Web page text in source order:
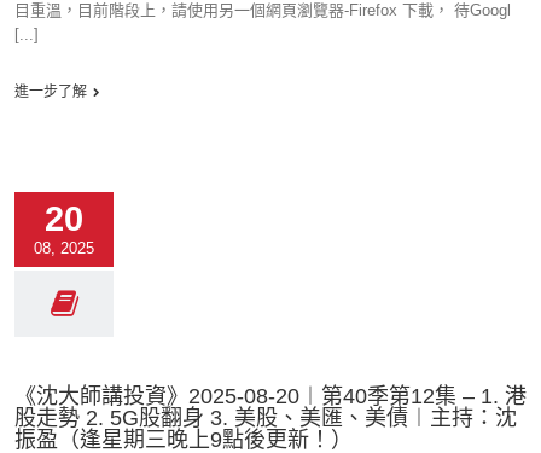
目重溫，目前階段上，請使用另一個網頁瀏覽器-Firefox 下載， 待Googl
[...]
進一步了解
20
08, 2025
《沈大師講投資》2025-08-20︱第40季第12集 – 1. 港
股走勢 2. 5G股翻身 3. 美股、美匯、美債︱主持：沈
振盈（逢星期三晚上9點後更新！）